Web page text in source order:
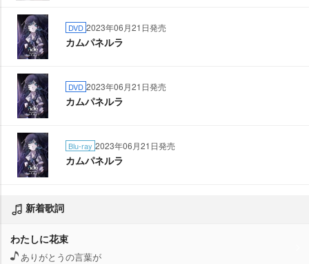
DVD 2023年06月21日発売
カムパネルラ
DVD 2023年06月21日発売
カムパネルラ
Blu-ray 2023年06月21日発売
カムパネルラ
新着歌詞
わたしに花束
ありがとうの言葉が